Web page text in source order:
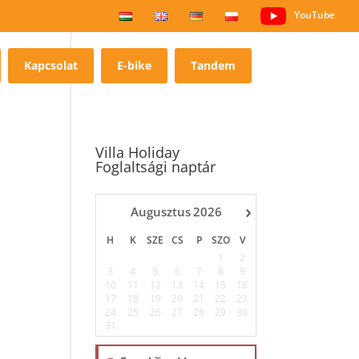
YouTube
Kapcsolat E-bike Tandem
Villa Holiday
Foglaltsági naptár
›
Augusztus2026
H K SZE CS P SZO
V
1
2
3
4 5 6 7 8
9
10
11 12 13 14 15
16
17
18 19 20 21 22
23
24
25 26 27 28 29
30
31